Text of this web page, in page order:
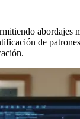
abordajes
de